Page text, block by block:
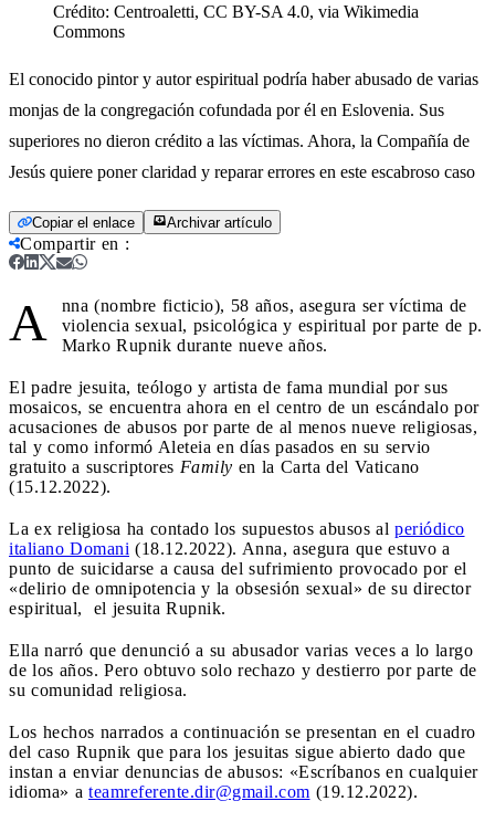
Crédito: Centroaletti, CC BY-SA 4.0, via Wikimedia
Commons
El conocido pintor y autor espiritual podría haber abusado de varias
monjas de la congregación cofundada por él en Eslovenia. Sus
superiores no dieron crédito a las víctimas. Ahora, la Compañía de
Jesús quiere poner claridad y reparar errores en este escabroso caso
Copiar el enlace Archivar artículo
Compartir en :
A
nna (nombre ficticio), 58 años, asegura ser víctima de
violencia sexual, psicológica y espiritual por parte de p.
Marko Rupnik durante nueve años.
El padre jesuita, teólogo y artista de fama mundial por sus
mosaicos, se encuentra ahora en el centro de un escándalo por
acusaciones de abusos por parte de al menos nueve religiosas,
tal y como informó Aleteia en días pasados en su servio
gratuito a suscriptores Family en la Carta del Vaticano
(15.12.2022).
La ex religiosa ha contado los supuestos abusos al periódico
italiano Domani (18.12.2022). Anna, asegura que estuvo a
punto de suicidarse a causa del sufrimiento provocado por el
«delirio de omnipotencia y la obsesión sexual» de su director
espiritual, el jesuita Rupnik.
Ella narró que denunció a su abusador varias veces a lo largo
de los años. Pero obtuvo solo rechazo y destierro por parte de
su comunidad religiosa.
Los hechos narrados a continuación se presentan en el cuadro
del caso Rupnik que para los jesuitas sigue abierto dado que
instan a enviar denuncias de abusos: «Escríbanos en cualquier
idioma» a teamreferente.dir@gmail.com (19.12.2022).